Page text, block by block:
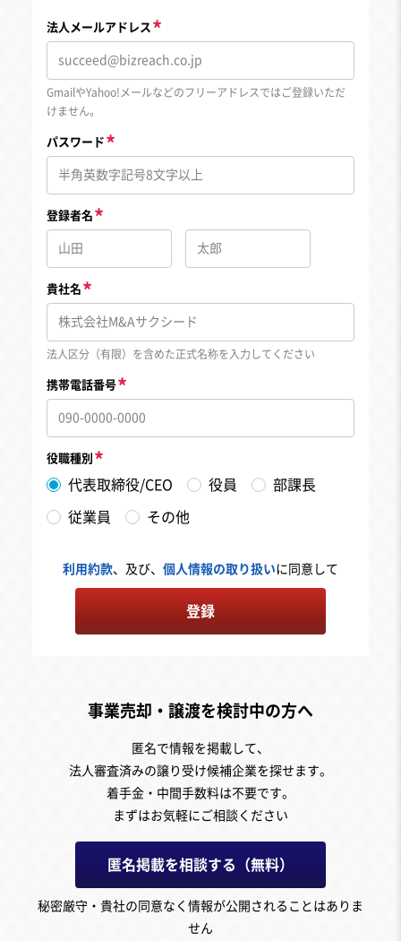
法人メールアドレス
GmailやYahoo!メールなどのフリーアドレスではご登録いただ
けません。
パスワード
登録者名
貴社名
法人区分（有限）を含めた正式名称を入力してください
携帯電話番号
役職種別
代表取締役/CEO 役員 部課長
従業員 その他
利用約款、及び、 個人情報の取り扱いに同意して
登録
事業売却・譲渡を検討中の方へ
匿名で情報を掲載して、
法人審査済みの譲り受け候補企業を探せます。
着手金・中間手数料は不要です。
まずはお気軽にご相談ください
匿名掲載を相談する（無料）
秘密厳守・貴社の同意なく情報が公開されることはありま
せん